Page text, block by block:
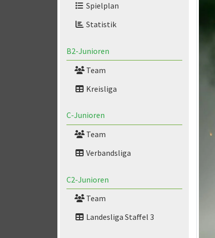
Spielplan
Statistik
B2-Junioren
Team
Kreisliga
C-Junioren
Team
Verbandsliga
C2-Junioren
Team
Landesliga Staffel 3